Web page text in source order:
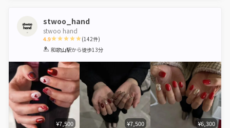
stwoo_hand
stwoo hand
4.9
1 2 3 4 5
(142件)
和歌山駅から徒歩13分
¥7,500 ¥7,500 ¥6,300